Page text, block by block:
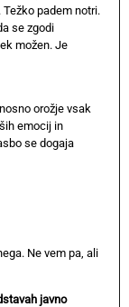
padem notri.
se zgodi
možen. Je
orožje vsak
emocij in
se dogaja
Ne vem pa, ali
javno